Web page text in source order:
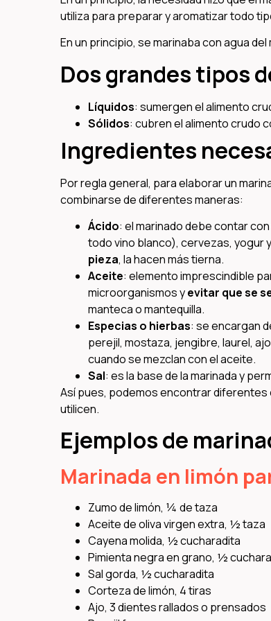
utiliza para preparar y aromatizar todo
En un principio, se marinaba con agua
Dos grandes tipos
Líquidos: sumergen el alimento
Sólidos: cubren el alimento crudo
Ingredientes
Por regla general, para elaborar un
combinarse de diferentes maneras:
Ácido: el marinado debe contar
todo vino blanco), cervezas, yogur
pieza, la hacen más tierna.
Aceite: elemento imprescindible
microorganismos yevitar que se
manteca o mantequilla.
Especias o hierbas: se encargan
perejil, mostaza, jengibre, laurel,
cuando se mezclan con el aceite.
Sal: es la base de la marinada y
Así pues, podemos encontrar
utilicen.
Ejemplos de
Marinada en limón
Zumo de limón, ¼ de taza
Aceite de oliva virgen extra, ½ taza
Cayena molida, ½ cucharadita
Pimienta negra en grano, ½
Sal gorda, ½ cucharadita
Corteza de limón, 4 tiras
Ajo, 3 dientes rallados o prensados